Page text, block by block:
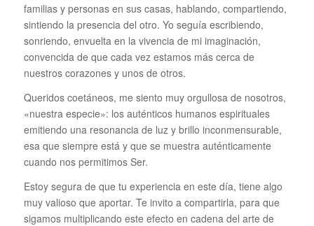
familias y personas en sus casas, hablando, compartiendo,
sintiendo la presencia del otro. Yo seguía escribiendo,
sonriendo, envuelta en la vivencia de mi imaginación,
convencida de que cada vez estamos más cerca de
nuestros corazones y unos de otros.
Queridos coetáneos, me siento muy orgullosa de nosotros,
«nuestra especie»: los auténticos humanos espirituales
emitiendo una resonancia de luz y brillo inconmensurable,
esa que siempre está y que se muestra auténticamente
cuando nos permitimos Ser.
Estoy segura de que tu experiencia en este día, tiene algo
muy valioso que aportar. Te invito a compartirla, para que
sigamos multiplicando este efecto en cadena del arte de